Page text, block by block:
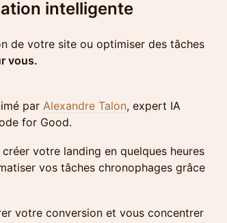
intelligente
de votre site ou optimiser des tâches
vous.
par Alexandre Talon, expert IA
for Good.
votre landing en quelques heures
vos tâches chronophages grâce
votre conversion et vous concentrer